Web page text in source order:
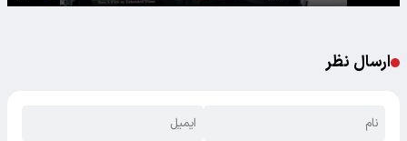
ارسال نظر